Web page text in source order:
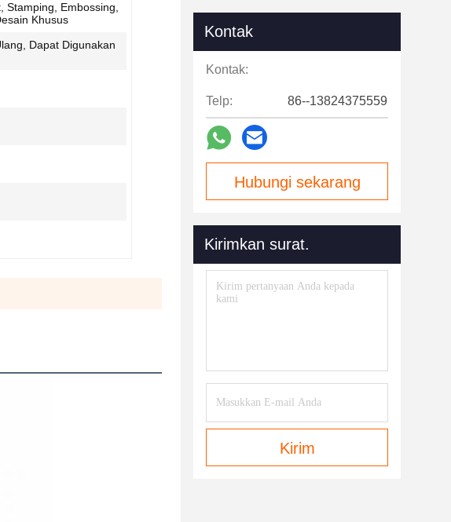
Stamping, Embossing,
Khusus
Dapat Digunakan
Kontak
Kontak:
Telp: 86--13824375559
Hubungi sekarang
Kirimkan surat.
Kirim